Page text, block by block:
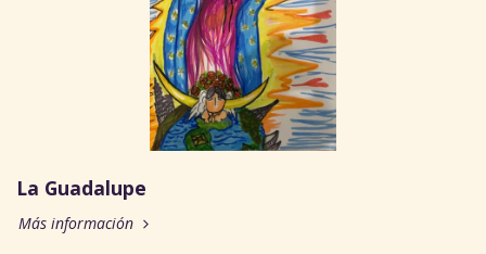
La Guadalupe
Más información